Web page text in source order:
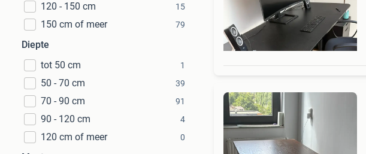
120 - 150 cm 15
150 cm of meer 79
Diepte
tot 50 cm
1
50 - 70 cm 39
70 - 90 cm 91
90 - 120 cm 4
120 cm of meer 0